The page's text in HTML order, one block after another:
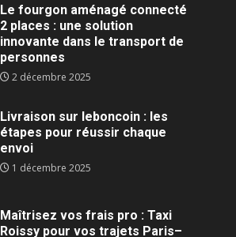
Le fourgon aménagé connecté
2 places : une solution
innovante dans le transport de
personnes
2 décembre 2025
Livraison sur leboncoin : les
étapes pour réussir chaque
envoi
1 décembre 2025
Maîtrisez vos frais pro : Taxi
Roissy pour vos trajets Paris–